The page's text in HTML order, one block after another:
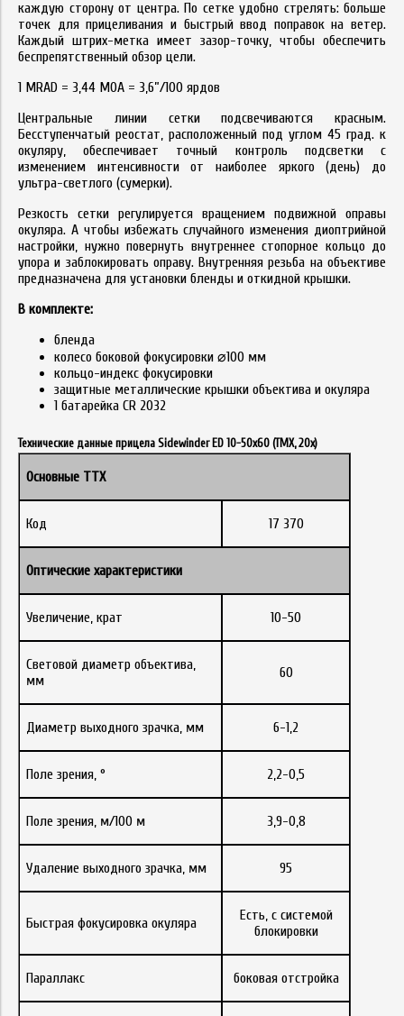
каждую сторону от центра. По сетке удобно стрелять: больше
точек для прицеливания и быстрый ввод поправок на ветер.
Каждый штрих-метка имеет зазор-точку, чтобы обеспечить
беспрепятственный обзор цели.
1 MRAD = 3,44 MOA = 3,6”/100 ярдов
Центральные линии сетки подсвечиваются красным.
Бесступенчатый реостат, расположенный под углом 45 град. к
окуляру, обеспечивает точный контроль подсветки с
изменением интенсивности от наиболее яркого (день) до
ультра-светлого (сумерки).
Резкость сетки регулируется вращением подвижной оправы
окуляра. А чтобы избежать случайного изменения диоптрийной
настройки, нужно повернуть внутреннее стопорное кольцо до
упора и заблокировать оправу. Внутренняя резьба на объективе
предназначена для установки бленды и откидной крышки.
В комплекте:
бленда
колесо боковой фокусировки ⌀100 мм
кольцо-индекс фокусировки
защитные металлические крышки объектива и окуляра
1 батарейка CR 2032
Технические данные прицела Sidewinder ED 10-50x60 (TMX, 20x)
Основные ТТХ
Код 17 370
Оптические характеристики
Увеличение, крат 10-50
Световой диаметр объектива,
мм
60
Диаметр выходного зрачка, мм 6-1,2
Поле зрения, ° 2,2-0,5
Поле зрения, м/100 м 3,9-0,8
Удаление выходного зрачка, мм 95
Быстрая фокусировка окуляра
Есть, с системой
блокировки
Параллакс боковая отстройка